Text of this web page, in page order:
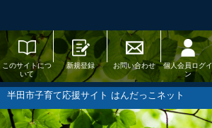
このサイトにつ
いて
新規登録 お問い合わせ
個人会員ログイ
ン
半田市子育て応援サイト はんだっこネット